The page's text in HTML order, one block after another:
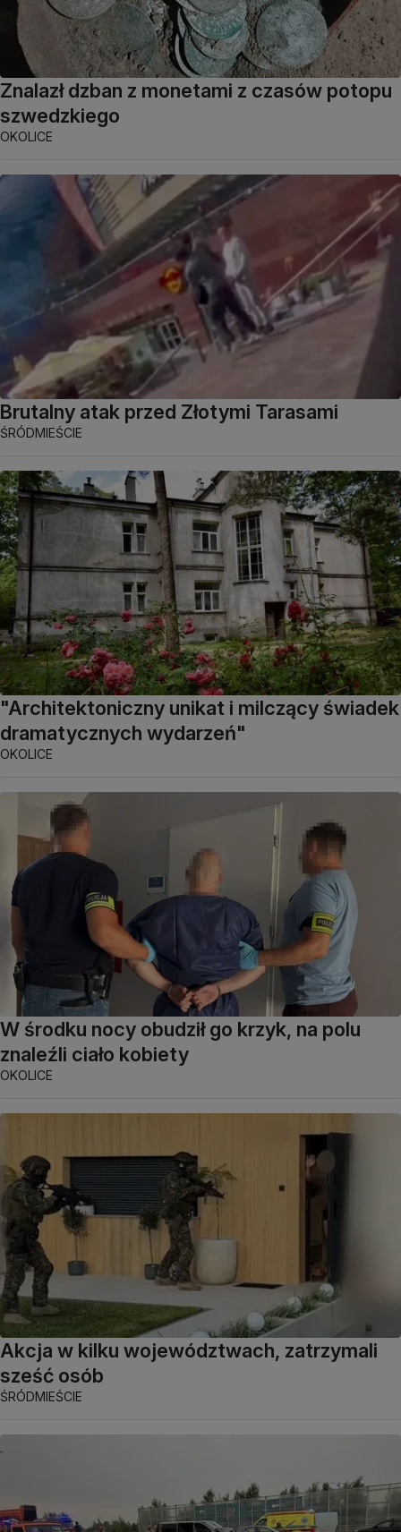
Znalazł dzban z monetami z czasów potopu
szwedzkiego
OKOLICE
Brutalny atak przed Złotymi Tarasami
ŚRÓDMIEŚCIE
"Architektoniczny unikat i milczący świadek
dramatycznych wydarzeń"
OKOLICE
W środku nocy obudził go krzyk, na polu
znaleźli ciało kobiety
OKOLICE
Akcja w kilku województwach, zatrzymali
sześć osób
ŚRÓDMIEŚCIE